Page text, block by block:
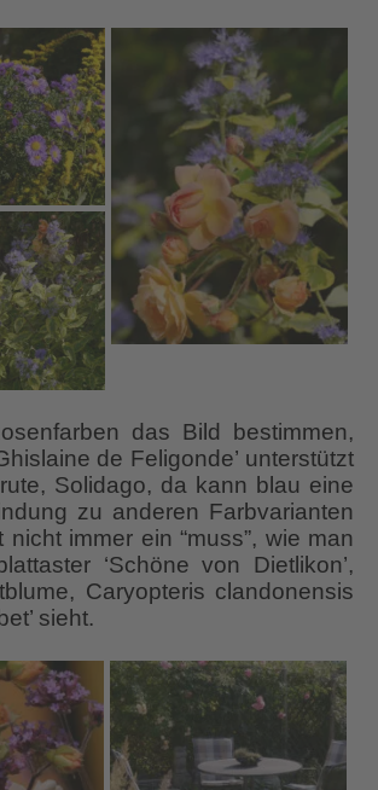
das Bild bestimmen,
de Feligonde’ unterstützt
Solidago, da kann blau eine
zu anderen Farbvarianten
immer ein “muss”, wie man
‘Schöne von Dietlikon’,
Caryopteris clandonensis
sieht.